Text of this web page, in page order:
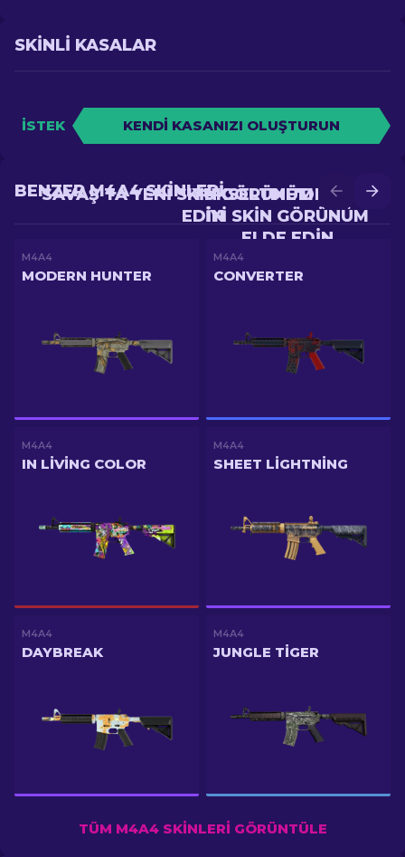
SKINLI KASALAR
İSTEK KENDI KASANIZI OLUŞTURUN
YÜKSELTME'DE DAHA
IYI SKIN GÖRÜNÜM
ELDE EDIN
SAVAŞ'TA YENI SKIN GÖRÜNÜM ELDE
EDIN
BENZER M4A4 SKINLERI
M4A4
MODERN HUNTER
M4A4
CONVERTER
M4A4
IN LIVING COLOR
M4A4
SHEET LIGHTNING
M4A4
DAYBREAK
M4A4
JUNGLE TIGER
TÜM M4A4 SKINLERI GÖRÜNTÜLE